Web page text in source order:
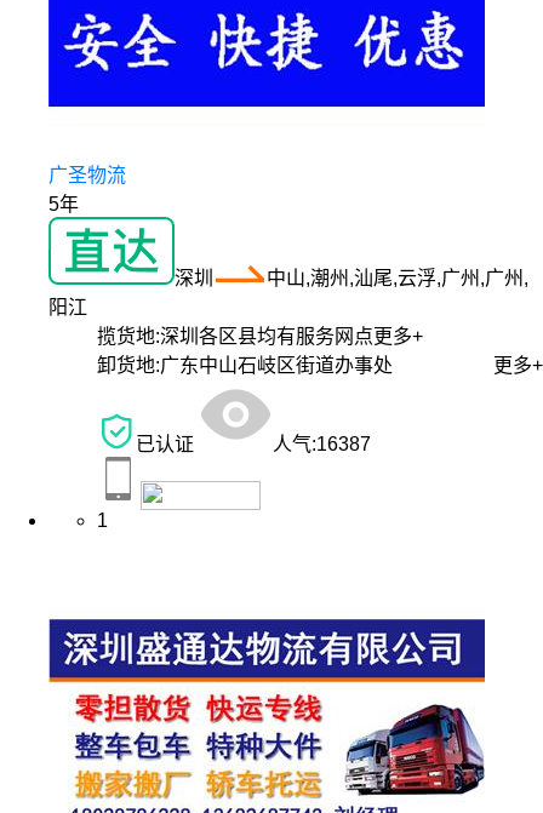
广圣物流
5年
深圳
中山,潮州,汕尾,云浮,广州,广州,
阳江
揽货地:深圳各区县均有服务网点更多+
卸货地:广东中山石岐区街道办事处 更多+
已认证 人气:16387
1